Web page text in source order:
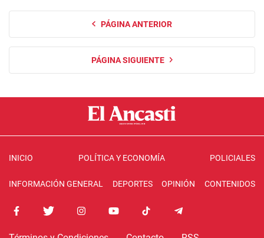
PÁGINA ANTERIOR
PÁGINA SIGUIENTE
INICIO POLÍTICA Y ECONOMÍA POLICIALES
INFORMACIÓN GENERAL DEPORTES OPINIÓN CONTENIDOS